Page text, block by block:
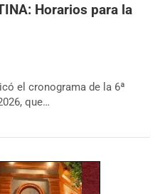
Horarios para la
el cronograma de la 6ª
que…